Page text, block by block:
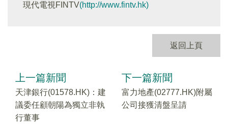
現代電視FINTV(http://www.fintv.hk)
返回上頁
上一篇新聞
天津銀行(01578.HK)：建
議委任顧朝陽為獨立非執
行董事
下一篇新聞
富力地產(02777.HK)附屬
公司接獲清盤呈請